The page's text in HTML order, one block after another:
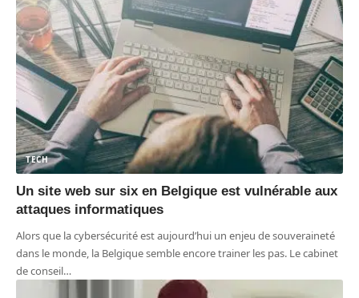
TECH
Un site web sur six en Belgique est vulnérable aux
attaques informatiques
Alors que la cybersécurité est aujourd’hui un enjeu de souveraineté
dans le monde, la Belgique semble encore trainer les pas. Le cabinet
de conseil…